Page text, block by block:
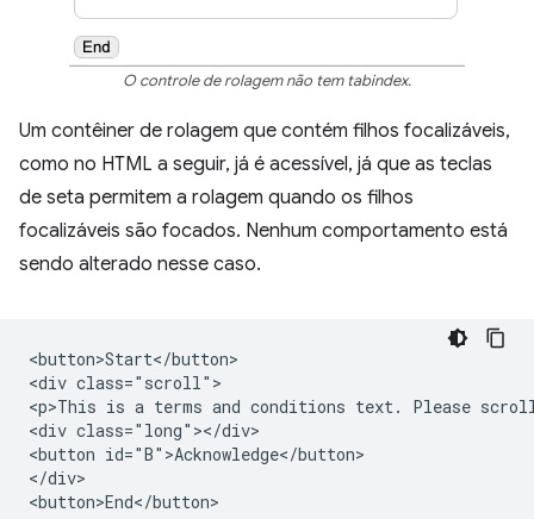
O controle de rolagem não tem tabindex.
Um contêiner de rolagem que contém filhos focalizáveis,
como no HTML a seguir, já é acessível, já que as teclas
de seta permitem a rolagem quando os filhos
focalizáveis são focados. Nenhum comportamento está
sendo alterado nesse caso.
<button>Start</button>
<div class="scroll">
<p>This is a terms and conditions text. Please scroll
<div class="long"></div>
<button id="B">Acknowledge</button>
</div>